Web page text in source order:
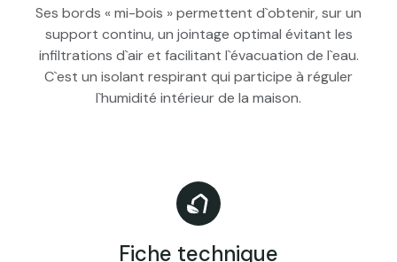
Ses bords « mi-bois » permettent d`obtenir, sur un
support continu, un jointage optimal évitant les
infiltrations d`air et facilitant l`évacuation de l`eau.
C`est un isolant respirant qui participe à réguler
l`humidité intérieur de la maison.
Fiche technique